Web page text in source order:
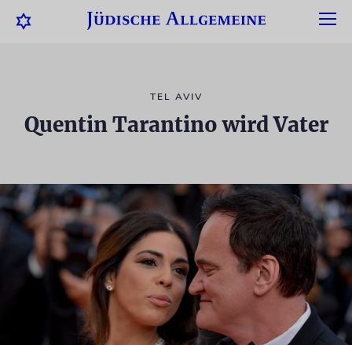
TEL AVIV
Quentin Tarantino wird Vater